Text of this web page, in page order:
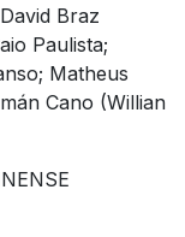
Braz
Paulista;
Matheus
Cano (Willian